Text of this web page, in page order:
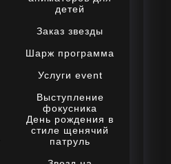
детей
Заказ звезды
Шарж программа
Услуги event
Выступление
фокусника
День рождения в
стиле щенячий
патруль